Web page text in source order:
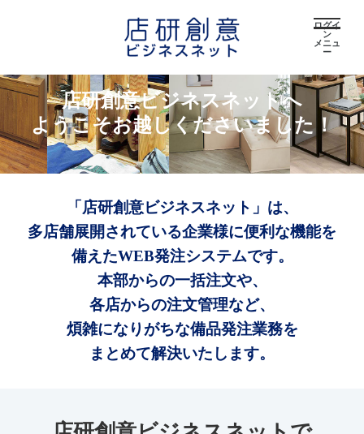
ログイ
ン
メニュ
ー
店研創意ビジネスネットへ
ようこそお越しくださいました！
「店研創意ビジネスネット」は、
多店舗展開されている企業様に便利な機能を
備えたWEB発注システムです。
本部からの一括注文や、
各店からの注文管理など、
煩雑になりがちな備品発注業務を
まとめて解決いたします。